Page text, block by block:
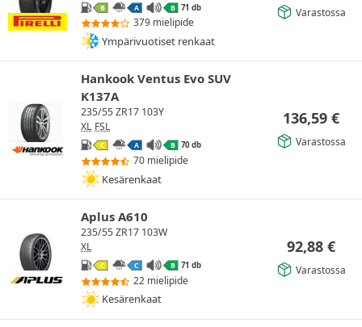
B A B 71 db
379 mielipide
Ympärivuotiset renkaat
Varastossa
Hankook Ventus Evo SUV
K137A
235/55 ZR17 103Y
XL FSL
C A B 70 db
70 mielipide
Kesärenkaat
136,59 €
Varastossa
Aplus A610
235/55 ZR17 103W
XL
C C B 71 db
22 mielipide
Kesärenkaat
92,88 €
Varastossa